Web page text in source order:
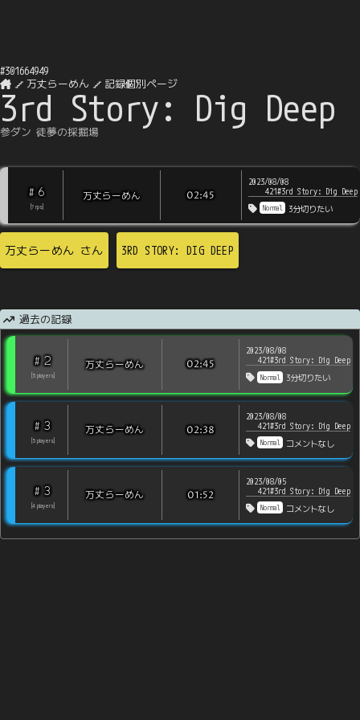
#301664949
万丈らーめん
記録個別ページ
3rd Story: Dig Deep
参ダン 徒夢の採掘場
# 6
? rps]
万丈らーめん 02:45
2023/08/08
421#3rd Story: Dig Deep
Normal 3分切りたい
万丈らーめん さん 3RD STORY: DIG DEEP
過去の記録
# 2
5 players
万丈らーめん 02:45
2023/08/08
421#3rd Story: Dig Deep
Normal 3分切りたい
# 3
5 players
万丈らーめん 02:38
2023/08/08
421#3rd Story: Dig Deep
Normal コメントなし
# 3
4 players
万丈らーめん 01:52
2023/08/05
421#3rd Story: Dig Deep
Normal コメントなし